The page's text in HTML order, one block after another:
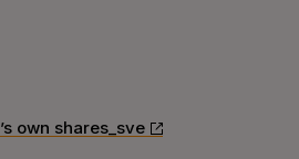
own shares_sve